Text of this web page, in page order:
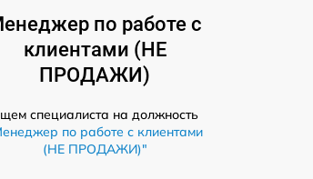
по работе с
клиентами (НЕ
ПРОДАЖИ)
специалиста на должность
по работе с клиентами
(НЕ ПРОДАЖИ)"